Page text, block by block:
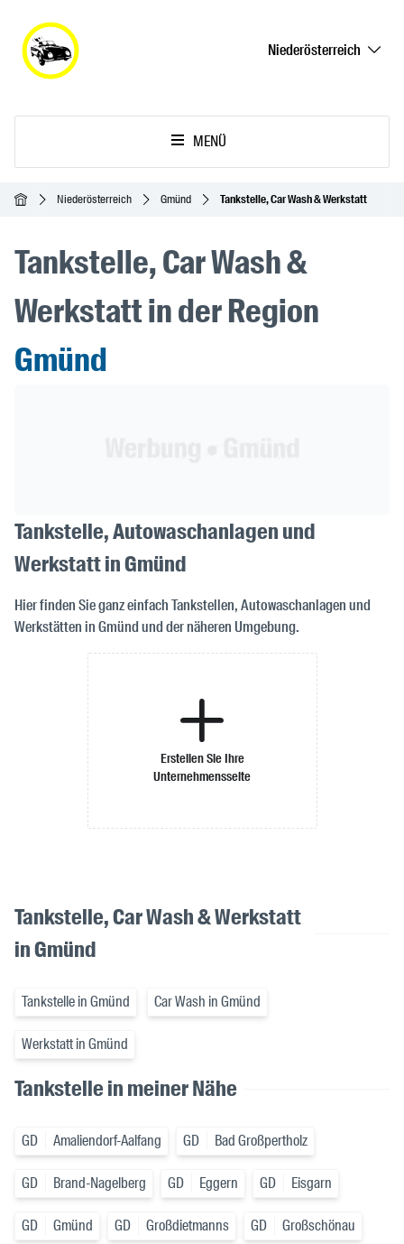
Niederösterreich
MENÜ
StartseiteNiederösterreich Gmünd Tankstelle, Car Wash & Werkstatt
Tankstelle, Car Wash &
Werkstatt in der Region
Gmünd
Tankstelle, Autowaschanlagen und
Werkstatt in Gmünd
Hier finden Sie ganz einfach Tankstellen, Autowaschanlagen und
Werkstätten in Gmünd und der näheren Umgebung.
Erstellen Sie Ihre
Unternehmensseite
Tankstelle, Car Wash & Werkstatt
in Gmünd
Tankstelle in Gmünd Car Wash in Gmünd
Werkstatt in Gmünd
Tankstelle in meiner Nähe
GD Amaliendorf-Aalfang GD Bad Großpertholz
GD Brand-Nagelberg GD Eggern GD Eisgarn
GD Gmünd GD Großdietmanns GD Großschönau